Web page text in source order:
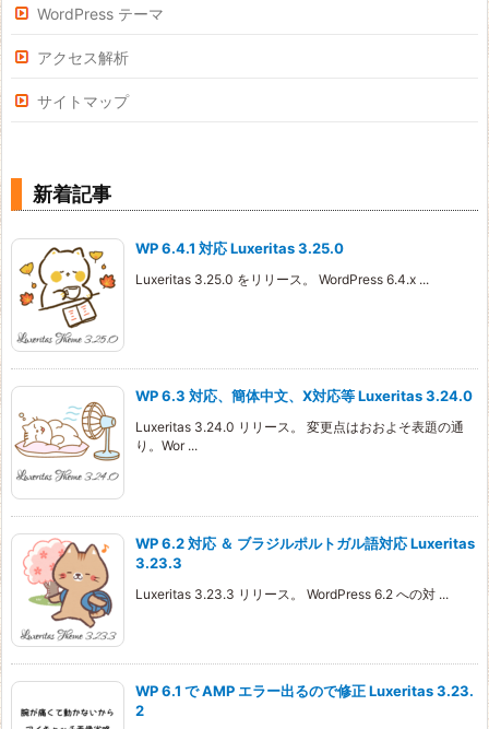
WordPress テーマ
アクセス解析
サイトマップ
新着記事
WP 6.4.1 対応 Luxeritas 3.25.0
Luxeritas 3.25.0 をリリース。 WordPress 6.4.x ...
WP 6.3 対応、簡体中文、X対応等 Luxeritas 3.24.0
Luxeritas 3.24.0 リリース。 変更点はおおよそ表題の通
り。Wor ...
WP 6.2 対応 ＆ ブラジルポルトガル語対応 Luxeritas
3.23.3
Luxeritas 3.23.3 リリース。 WordPress 6.2 への対 ...
WP 6.1 で AMP エラー出るので修正 Luxeritas 3.23.
2